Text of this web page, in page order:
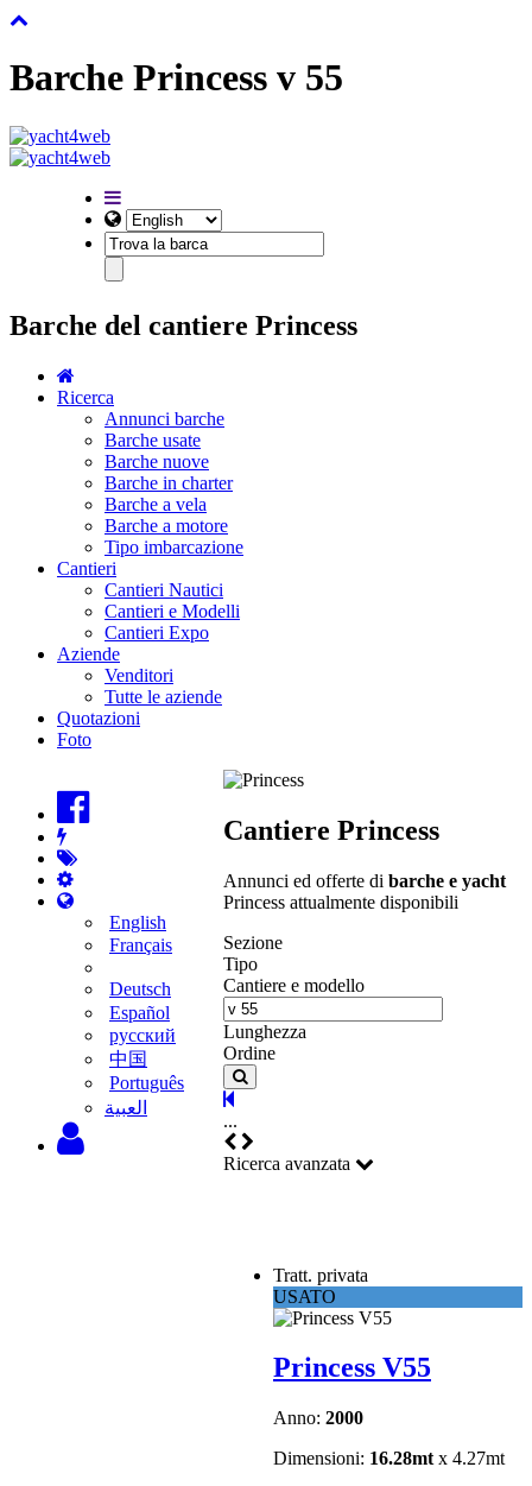
Barche Princess v 55
Barche del cantiere Princess
Ricerca
Annunci barche
Barche usate
Barche nuove
Barche in charter
Barche a vela
Barche a motore
Tipo imbarcazione
Cantieri
Cantieri Nautici
Cantieri e Modelli
Cantieri Expo
Aziende
Venditori
Tutte le aziende
Quotazioni
Foto
English
Français
Deutsch
Español
русский
中国
Português
‫العبية
Cantiere Princess
Annunci ed offerte di barche e yacht
Princess attualmente disponibili
Sezione
Tipo
Cantiere e modello
Lunghezza
Ordine
...
Ricerca avanzata
Tratt. privata
USATO
Princess V55
Anno: 2000
Dimensioni: 16.28mt x 4.27mt